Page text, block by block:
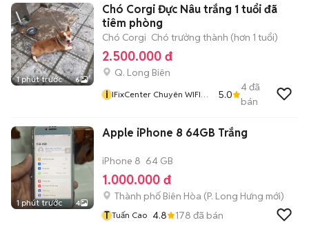
1 phút trước 6
Chó Corgi Đực Nâu trắng 1 tuổi đã
tiêm phòng
Chó Corgi Chó trưởng thành (hơn 1 tuổi)
2.500.000 đ
Q. Long Biên
i IFixCenter Chuyên WIFI
5.0
4đã
bán
1 phút trước 4
Apple iPhone 8 64GB Trắng
iPhone 8 64 GB
1.000.000 đ
Thành phố Biên Hòa (P. Long Hưng mới)
T Tuấn Cao 4.8 178 đã bán